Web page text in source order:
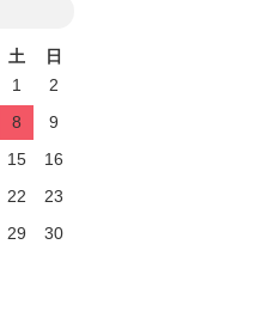
土
日
1
2
8
9
15
16
22
23
29
30